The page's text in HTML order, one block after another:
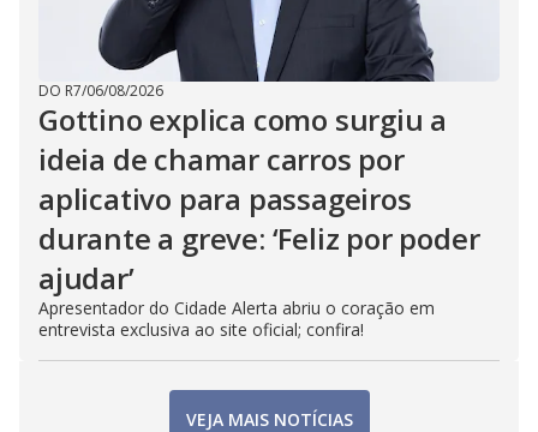
DO R7/06/08/2026
Gottino explica como surgiu a
ideia de chamar carros por
aplicativo para passageiros
durante a greve: ‘Feliz por poder
ajudar’
Apresentador do Cidade Alerta abriu o coração em
entrevista exclusiva ao site oficial; confira!
VEJA MAIS NOTÍCIAS